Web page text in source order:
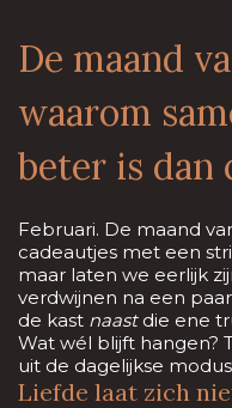
De maand
waarom
beter is dan
Februari. De maand
cadeautjes met een
maar laten we eerlijk
verdwijnen na een
de kast naastdie ene
Wat wél blijft hangen?
uit de dagelijkse
Liefde laat zich